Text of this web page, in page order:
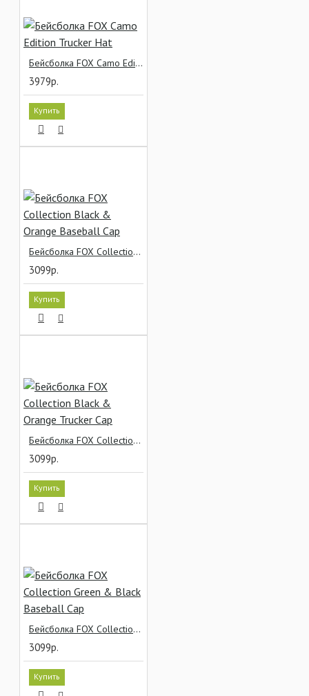
Бейсболка FOX Camo Edition Trucker Hat
3979р.
Купить
Бейсболка FOX Collection Black & Orange Baseball Cap
3099р.
Купить
Бейсболка FOX Collection Black & Orange Trucker Cap
3099р.
Купить
Бейсболка FOX Collection Green & Black Baseball Cap
3099р.
Купить